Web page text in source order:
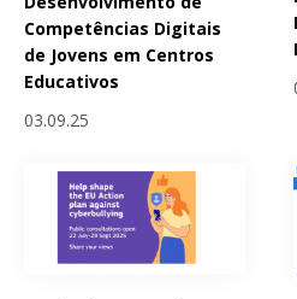
Competências Digitais
de Jovens em Centros
Educativos
03.09.25